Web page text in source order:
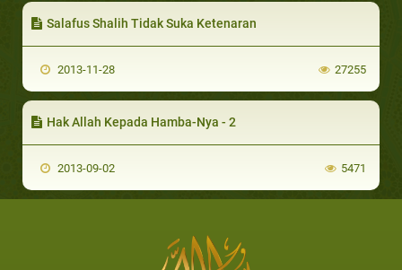
Salafus Shalih Tidak Suka Ketenaran
2013-11-28 27255
Hak Allah Kepada Hamba-Nya - 2
2013-09-02 5471